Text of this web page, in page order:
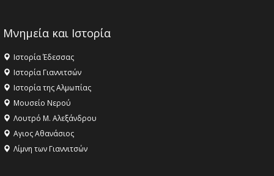
Μνημεία και Ιστορία
Ιστορία Έδεσσας
Ιστορία Γιαννιτσών
Ιστορία της Αλμωπίας
Μουσείο Νερού
Λουτρό Μ. Αλεξάνδρου
Αγιος Αθανάσιος
Λίμνη των Γιαννιτσών